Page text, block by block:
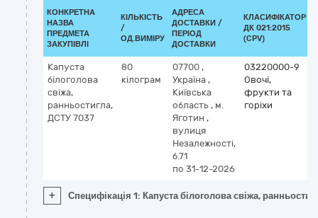
КОНКРЕТНА
НАЗВА
ПРЕДМЕТА
ЗАКУПІВЛІ
КІЛЬКІСТЬ
/
ОД.ВИМІРУ
АДРЕСА
ДОСТАВКИ /
ПЕРІОД
ДОСТАВКИ
КЛАСИФІКАТОР
ДК 021:2015
(CPV)
Капуста
білоголова
свіжа,
ранньостигла,
ДСТУ 7037
80
кілограм
07700 ,
Україна ,
Київська
область , м.
Яготин ,
вулиця
Незалежності,
б.71
по 31-12-2026
03220000-9
Овочі,
фрукти та
горіхи
+ Специфікація 1: Капуста білоголова свіжа,